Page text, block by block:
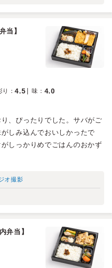
当】
り ：4.5 味 ： 4.0
、ぴったりでした。サバがご
しみ込んでおいしかったで
しっかりめでごはんのおかず
オ撮影
弁当】